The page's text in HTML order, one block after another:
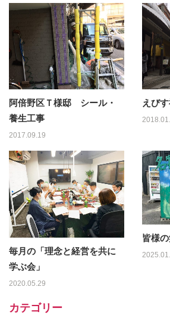
阿倍野区Ｔ様邸 シール・
養生工事
2017.09.19
えび
毎月の「理念と経営を共に
学ぶ会」
2020.05.29
皆様
カテゴリー